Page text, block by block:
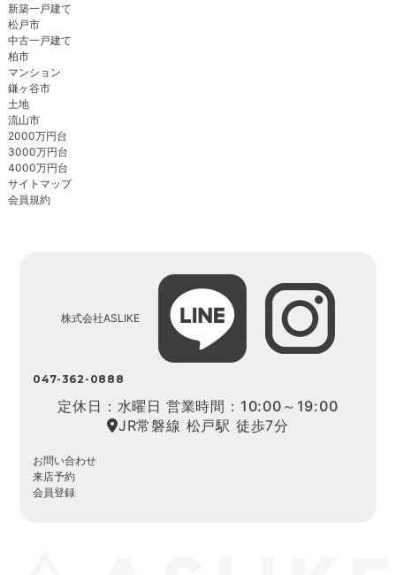
新築一戸建て
松戸市
中古一戸建て
柏市
マンション
鎌ヶ谷市
土地
流山市
2000万円台
3000万円台
4000万円台
サイトマップ
会員規約
株式会社ASLIKE
047-362-0888
定休日：水曜日 営業時間：10:00～19:00
JR常磐線 松戸駅 徒歩7分
お問い合わせ
来店予約
会員登録